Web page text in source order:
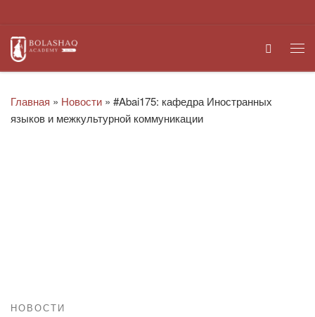
Search
Главная » Новости » #Abai175: кафедра Иностранных
языков и межкультурной коммуникации
НОВОСТИ